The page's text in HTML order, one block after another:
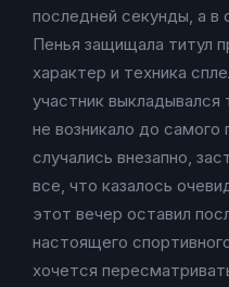
последней секунды, а в
Пенья защищала титул
характер и техника
участник
не возникало до самого
случались внезапно,
все, что казалось
этот вечер оставил
настоящего
хочется